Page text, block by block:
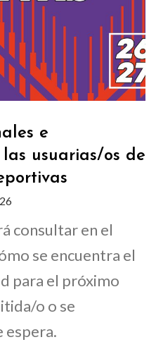
e
usuarias/os de
consultar en el
se encuentra el
para el próximo
o o se
espera.